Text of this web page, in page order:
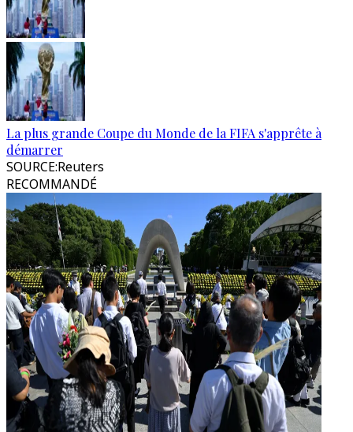
La plus grande Coupe du Monde de la FIFA s'apprête à
démarrer
SOURCE:Reuters
RECOMMANDÉ